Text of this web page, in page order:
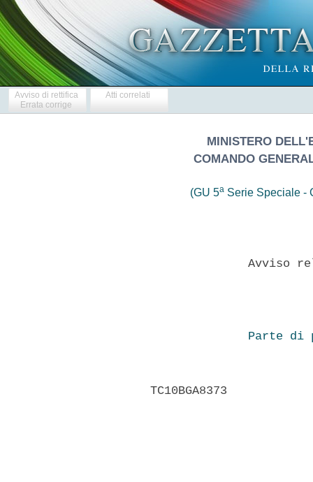
Avviso di rettifica
Errata corrige
Atti correlati
MINISTERO
COMANDO
(GU 5a Serie Speciale -
Avviso
Parte di